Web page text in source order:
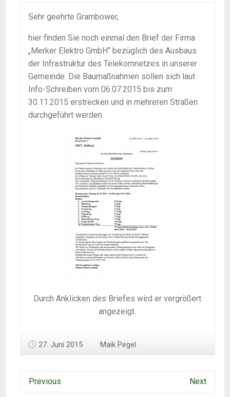
Sehr geehrte Grambower,
hier finden Sie noch einmal den Brief der Firma
„Merker Elektro GmbH“ bezüglich des Ausbaus
der Infrastruktur des Telekomnetzes in unserer
Gemeinde. Die Baumaßnahmen sollen sich laut
Info-Schreiben vom 06.07.2015 bis zum
30.11.2015 erstrecken und in mehreren Straßen
durchgeführt werden.
Durch Anklicken des Briefes wird er vergrößert
angezeigt.
27. Juni 2015 Maik Pegel
Previous Next